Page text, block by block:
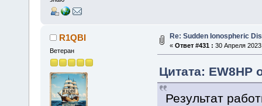
R1QBI
Ветеран
Re: Sudden Ionospheric
« Ответ #431 : 30 Апреля
Цитата: EW8HP
Результат